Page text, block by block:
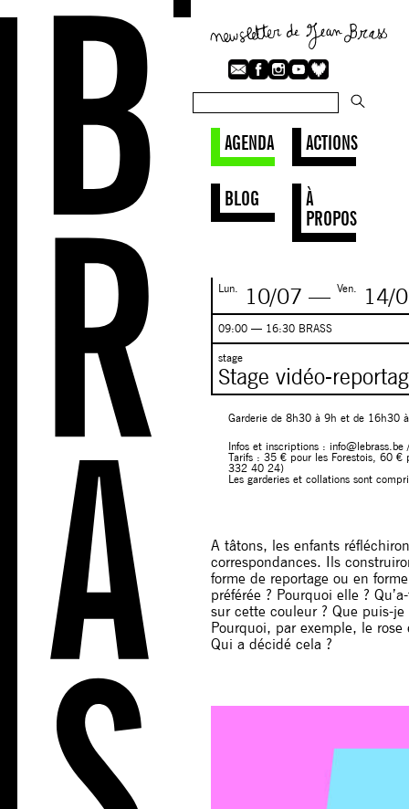
AGENDA ACTIONS
BLOG
À
PROPOS
Lun. 10/07 — Ven. 14/
09:00 — 16:30 BRASS
stage
Stage vidéo-
Garderie de 8h30 à 9h et de 16h30
Infos et inscriptions :
Tarifs : 35 € pour les Forestois, 60 €
332 40 24)
Les garderies et collations sont
A tâtons, les enfants
correspondances. Ils
forme de reportage ou en
préférée ? Pourquoi elle ?
sur cette couleur ? Que puis-
Pourquoi, par exemple, le
Qui a décidé cela ?